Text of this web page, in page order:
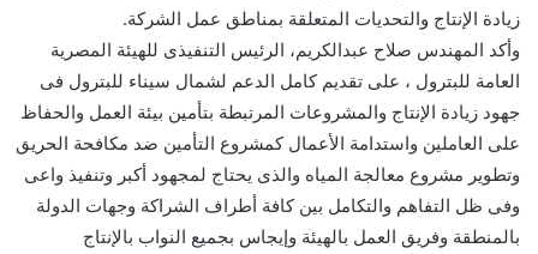
زيادة الإنتاج والتحديات المتعلقة بمناطق عمل الشركة.
وأكد المهندس صلاح عبدالكريم، الرئيس التنفيذى للهيئة المصرية
العامة للبترول ، على تقديم كامل الدعم لشمال سيناء للبترول فى
جهود زيادة الإنتاج والمشروعات المرتبطة بتأمين بيئة العمل والحفاظ
على العاملين واستدامة الأعمال كمشروع التأمين ضد مكافحة الحريق
وتطوير مشروع معالجة المياه والذى يحتاج لمجهود أكبر وتنفيذ واعى
وفى ظل التفاهم والتكامل بين كافة أطراف الشراكة وجهات الدولة
بالمنطقة وفريق العمل بالهيئة وإيجاس بجميع النواب بالإنتاج